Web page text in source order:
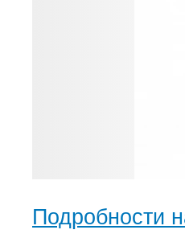
Подробности